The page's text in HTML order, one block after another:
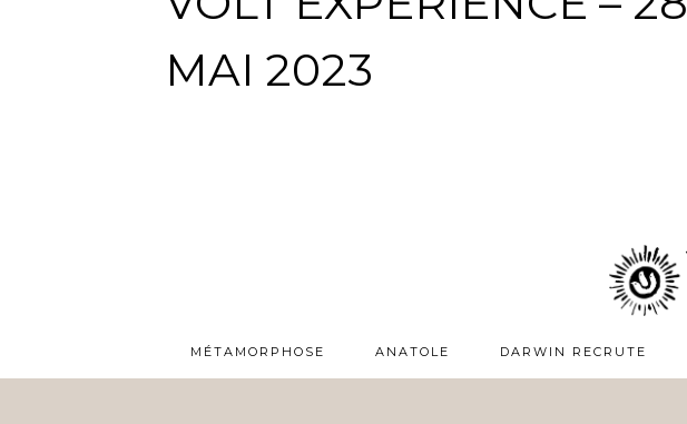
MAI 2023
MÉTAMORPHOSE ANATOLE DARWIN RECRUTE